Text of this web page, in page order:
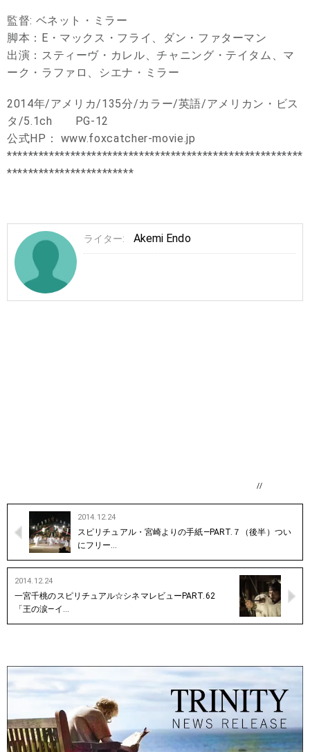
監督: ベネット・ミラー
脚本：E・マックス・フライ、ダン・ファターマン
出演：スティーヴ・カレル、チャニング・テイタム、マ
ーク・ラファロ、シエナ・ミラー
2014年/アメリカ/135分/カラー/英語/アメリカン・ビス
タ/5.1ch PG-12
公式HP： www.foxcatcher-movie.jp
********************************************************
************************
ライター: Akemi Endo
//
2014.12.24
スピリチュアル・宮崎よりの手紙―PART.７（後半）つい
にフリー…
2014.12.24
一宮千桃のスピリチュアル☆シネマレビューPART.62
「王の涙―イ…